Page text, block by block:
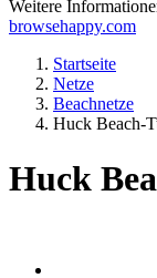
Weitere
browsehappy.com
Startseite
Netze
Beachnetze
Huck Beach-
Huck